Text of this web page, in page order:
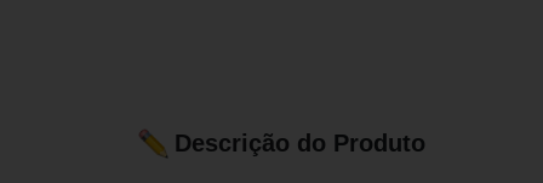
Descrição do Produto